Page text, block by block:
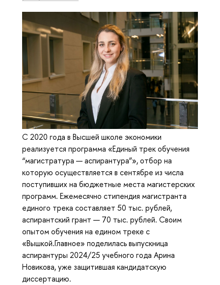
С 2020 года в Высшей школе экономики
реализуется программа «Единый трек обучения
“магистратура — аспирантура”», отбор на
которую осуществляется в сентябре из числа
поступивших на бюджетные места магистерских
программ. Ежемесячно стипендия магистранта
единого трека составляет 50 тыс. рублей,
аспирантский грант — 70 тыс. рублей. Своим
опытом обучения на едином треке с
«Вышкой.Главное» поделилась выпускница
аспирантуры 2024/25 учебного года Арина
Новикова, уже защитившая кандидатскую
диссертацию.